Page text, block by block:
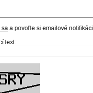
sa a povoľte si emailové
text: